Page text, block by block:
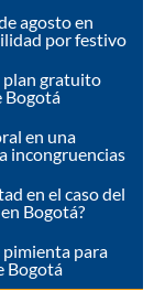
agosto en
por festivo
plan gratuito
Bogotá
en una
incongruencias
en el caso del
Bogotá?
pimienta para
Bogotá